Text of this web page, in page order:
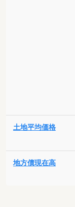
土地平均価格
地方債現在高